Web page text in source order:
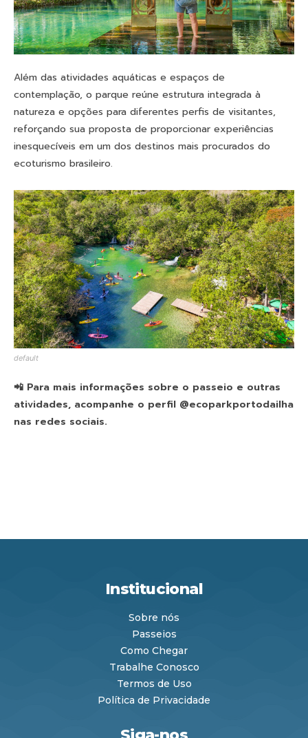
Além das atividades aquáticas e espaços de
contemplação, o parque reúne estrutura integrada à
natureza e opções para diferentes perfis de visitantes,
reforçando sua proposta de proporcionar experiências
inesquecíveis em um dos destinos mais procurados do
ecoturismo brasileiro.
default
📲 Para mais informações sobre o passeio e outras
atividades, acompanhe o perfil @ecoparkportodailha
nas redes sociais.
Institucional
Sobre nós
Passeios
Como Chegar
Trabalhe Conosco
Termos de Uso
Política de Privacidade